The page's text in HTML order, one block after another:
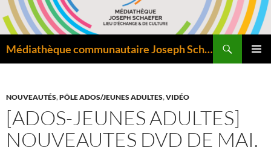
Aller
au
contenu
Médiathèque communautaire Joseph Schaefer de Bitche – Pôle départemental de lecture publique
NOUVEAUTÉS,PÔLE ADOS/JEUNES ADULTES,VIDÉO
[ADOS-JEUNES ADULTES]
NOUVEAUTES DVD DE MAI.